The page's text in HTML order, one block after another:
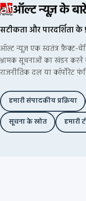
ऑल्ट न्यूज़ के
सटीकता और पारदर्शिता के
ऑल्ट न्यूज़ एक स्वतंत्र फ़ैक्ट-
भ्रामक सूचनाओं का खंडन करने
राजनीतिक दल या कॉर्पोरेट
हमारी संपादकीय प्रक्रिया
सूचना के स्रोत
हमारी